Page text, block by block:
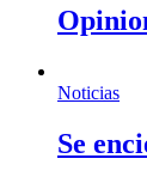
Noticias
Se